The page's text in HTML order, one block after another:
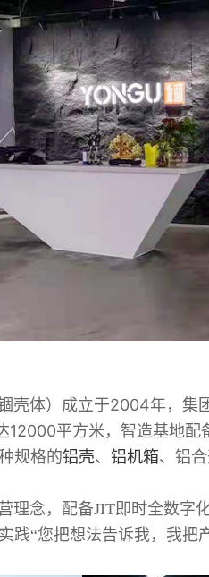
锢壳体）成立于2004年，
12000平方米，智造基地
规格的铝壳、 铝机箱、铝
念，配备JIT即时全数字
“您把想法告诉我，我把